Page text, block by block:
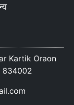
Kartik Oraon
834002